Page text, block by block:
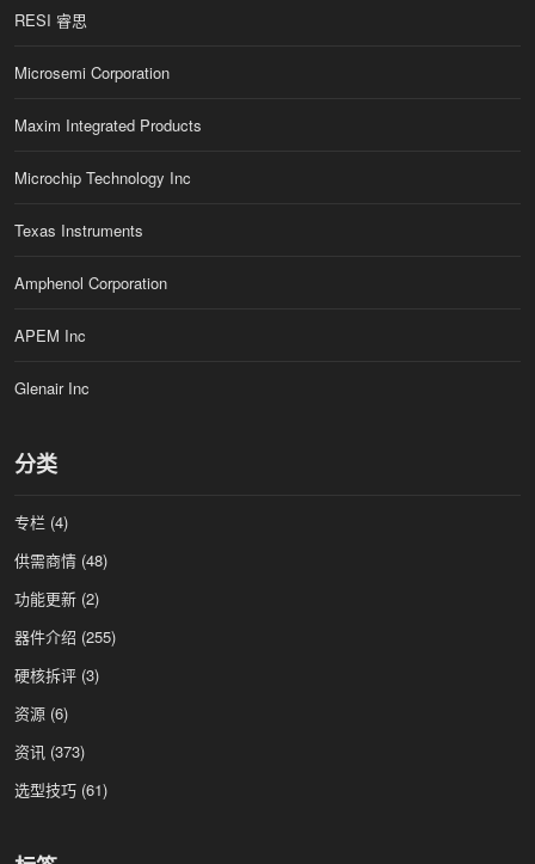
RESI 睿思
Microsemi Corporation
Maxim Integrated Products
Microchip Technology Inc
Texas Instruments
Amphenol Corporation
APEM Inc
Glenair Inc
分类
专栏 (4)
供需商情 (48)
功能更新 (2)
器件介绍 (255)
硬核拆评 (3)
资源 (6)
资讯 (373)
选型技巧 (61)